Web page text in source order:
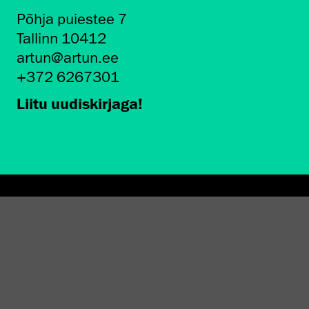
Põhja puiestee 7
Tallinn 10412
artun@artun.ee
+372 6267301
Liitu uudiskirjaga!